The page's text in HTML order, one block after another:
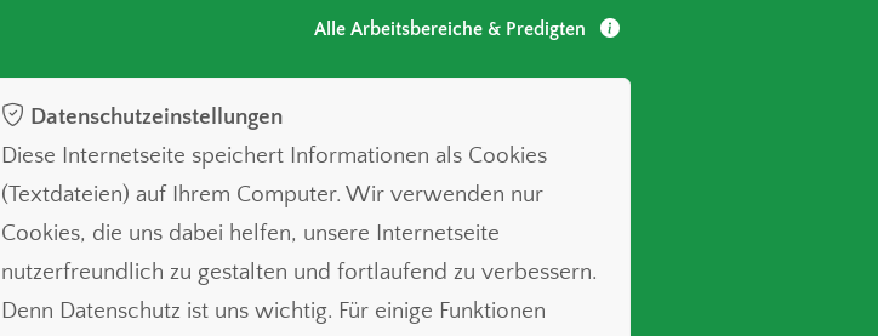
Alle Arbeitsbereiche & Predigten
Datenschutzeinstellungen
Diese Internetseite speichert Informationen als Cookies
(Textdateien) auf Ihrem Computer. Wir verwenden nur
Cookies, die uns dabei helfen, unsere Internetseite
nutzerfreundlich zu gestalten und fortlaufend zu verbessern.
Denn Datenschutz ist uns wichtig. Für einige Funktionen